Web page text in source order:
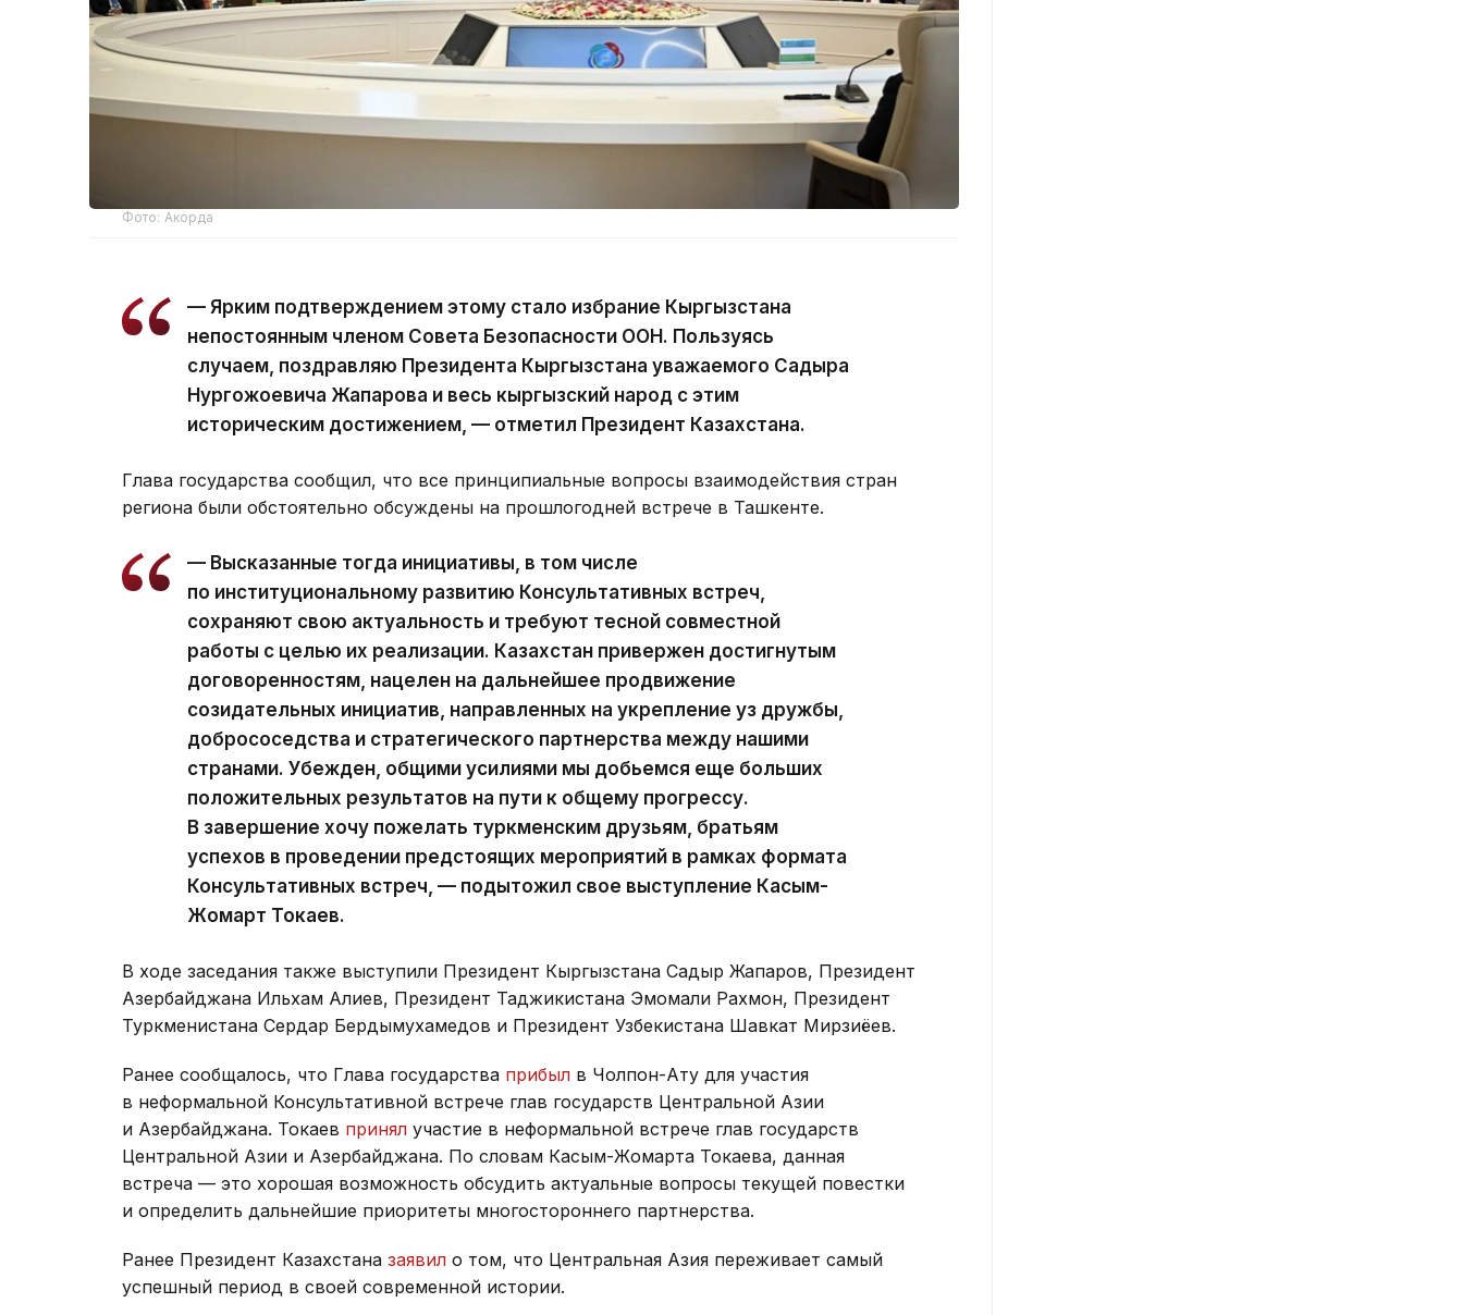
Фото: Акорда
— Ярким подтверждением этому стало избрание Кыргызстана
непостоянным членом Совета Безопасности ООН. Пользуясь
случаем, поздравляю Президента Кыргызстана уважаемого Садыра
Нургожоевича Жапарова и весь кыргызский народ с этим
историческим достижением, — отметил Президент Казахстана.
Глава государства сообщил, что все принципиальные вопросы взаимодействия стран
региона были обстоятельно обсуждены на прошлогодней встрече в Ташкенте.
— Высказанные тогда инициативы, в том числе
по институциональному развитию Консультативных встреч,
сохраняют свою актуальность и требуют тесной совместной
работы с целью их реализации. Казахстан привержен достигнутым
договоренностям, нацелен на дальнейшее продвижение
созидательных инициатив, направленных на укрепление уз дружбы,
добрососедства и стратегического партнерства между нашими
странами. Убежден, общими усилиями мы добьемся еще больших
положительных результатов на пути к общему прогрессу.
В завершение хочу пожелать туркменским друзьям, братьям
успехов в проведении предстоящих мероприятий в рамках формата
Консультативных встреч, — подытожил свое выступление Касым-
Жомарт Токаев.
В ходе заседания также выступили Президент Кыргызстана Садыр Жапаров, Президент
Азербайджана Ильхам Алиев, Президент Таджикистана Эмомали Рахмон, Президент
Туркменистана Сердар Бердымухамедов и Президент Узбекистана Шавкат Мирзиёев.
Ранее сообщалось, что Глава государства прибыл в Чолпон-Ату для участия
в неформальной Консультативной встрече глав государств Центральной Азии
и Азербайджана. Токаев принял участие в неформальной встрече глав государств
Центральной Азии и Азербайджана. По словам Касым-Жомарта Токаева, данная
встреча — это хорошая возможность обсудить актуальные вопросы текущей повестки
и определить дальнейшие приоритеты многостороннего партнерства.
Ранее Президент Казахстана заявил о том, что Центральная Азия переживает самый
успешный период в своей современной истории.